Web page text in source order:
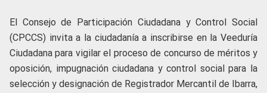
El Consejo de Participación Ciudadana y Control Social
(CPCCS) invita a la ciudadanía a inscribirse en la Veeduría
Ciudadana para vigilar el proceso de concurso de méritos y
oposición, impugnación ciudadana y control social para la
selección y designación de Registrador Mercantil de Ibarra,